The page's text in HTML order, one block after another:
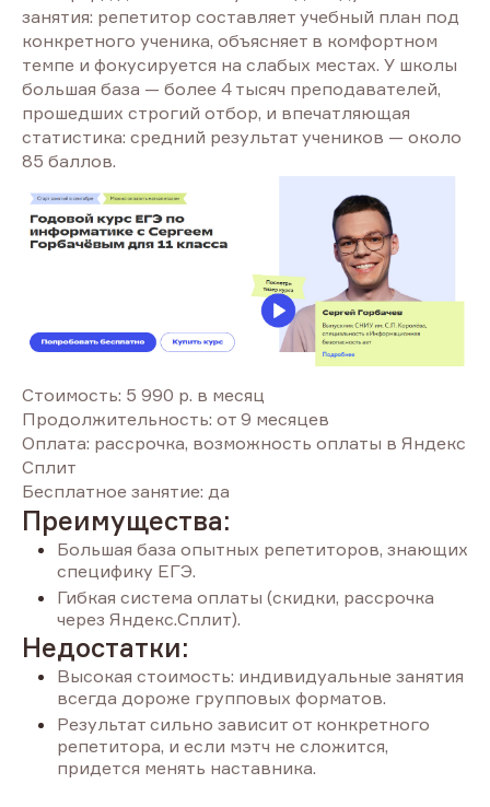
занятия: репетитор составляет учебный план под
конкретного ученика, объясняет в комфортном
темпе и фокусируется на слабых местах. У школы
большая база — более 4 тысяч преподавателей,
прошедших строгий отбор, и впечатляющая
статистика: средний результат учеников — около
85 баллов.
Стоимость: 5 990 р. в месяц
Продолжительность: от 9 месяцев
Оплата: рассрочка, возможность оплаты в Яндекс
Сплит
Бесплатное занятие: да
Преимущества:
Большая база опытных репетиторов, знающих
специфику ЕГЭ.
Гибкая система оплаты (скидки, рассрочка
через Яндекс.Сплит).
Недостатки:
Высокая стоимость: индивидуальные занятия
всегда дороже групповых форматов.
Результат сильно зависит от конкретного
репетитора, и если мэтч не сложится,
придется менять наставника.